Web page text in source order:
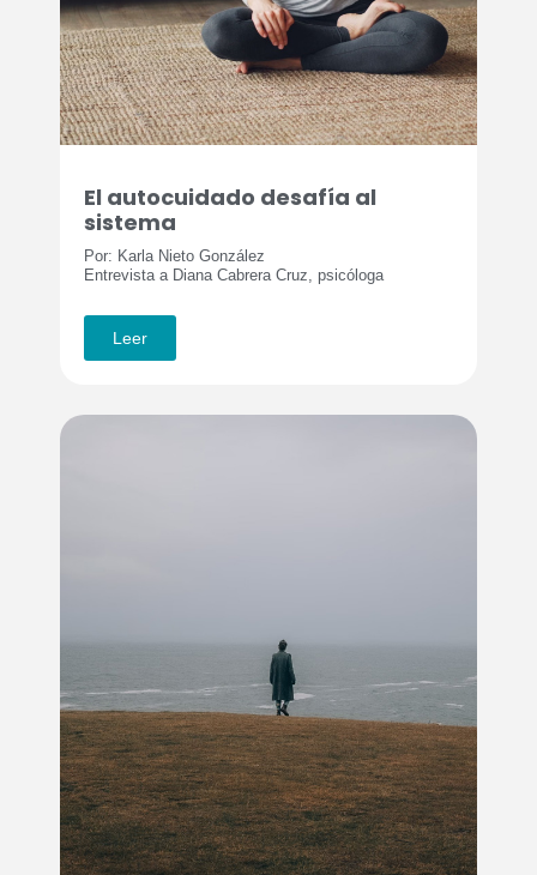
El autocuidado desafía al
sistema
Por: Karla Nieto González
Entrevista a Diana Cabrera Cruz, psicóloga
Leer